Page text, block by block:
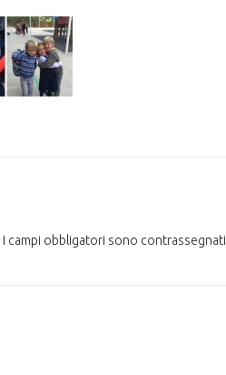
I campi obbligatori sono contrassegnati